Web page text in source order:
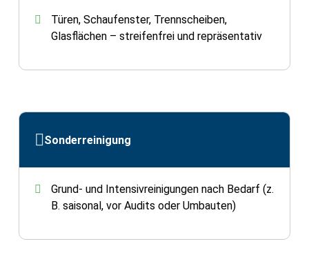
Türen, Schaufenster, Trennscheiben,
Glasflächen – streifenfrei und repräsentativ
Sonderreinigung
Grund- und Intensivreinigungen nach Bedarf (z.
B. saisonal, vor Audits oder Umbauten)